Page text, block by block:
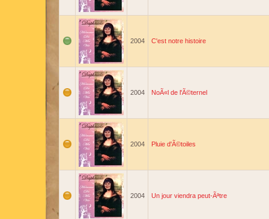
2004 C'est notre histoire
2004 NoÃ«l de l'Ã©ternel
2004 Pluie d'Ã©toiles
2004 Un jour viendra peut-Ãªtre